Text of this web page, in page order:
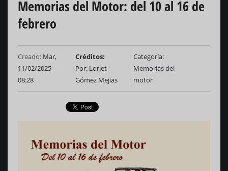
Memorias del Motor: del 10 al 16 de
febrero
Creado: Mar,
11/02/2025 -
08:28
Créditos
Por: Loriet
Gómez Mejias
Categoría
Memorias del
motor